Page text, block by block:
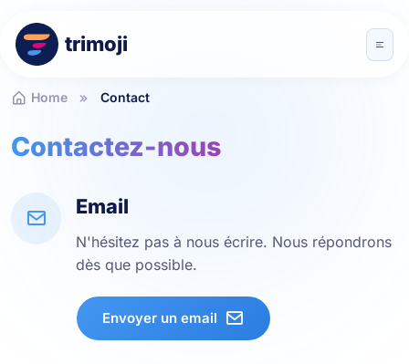
trimoji
Home Contact
Contactez-nous
Email
N'hésitez pas à nous écrire. Nous répondrons
dès que possible.
Envoyer un email